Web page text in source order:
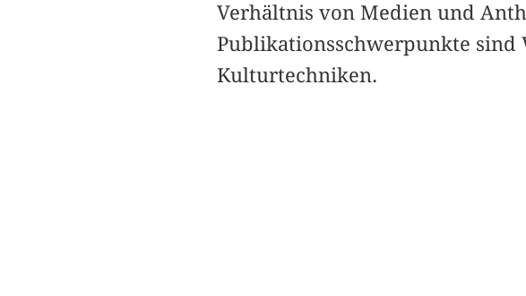
Verhältnis von Medien und
Publikationsschwerpunkte sind
Kulturtechniken.